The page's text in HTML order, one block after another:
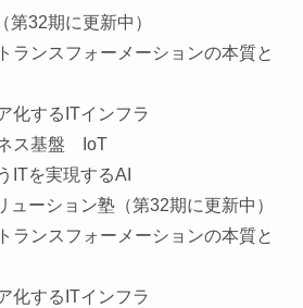
第32期に更新中）
ランスフォーメーションの本質と
化するITインフラ
ネス基盤 IoT
ITを実現するAI
ューション塾（第32期に更新中）
ランスフォーメーションの本質と
化するITインフラ